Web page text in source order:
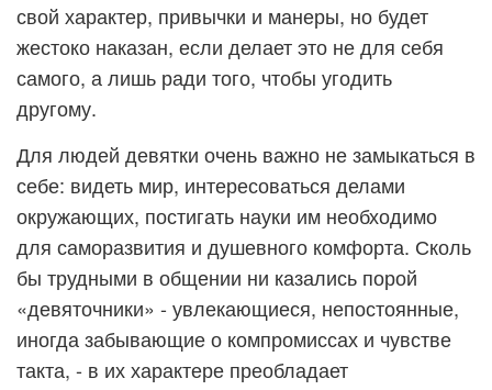
свой характер, привычки и манеры, но будет
жестоко наказан, если делает это не для себя
самого, а лишь ради того, чтобы угодить
другому.
Для людей девятки очень важно не замыкаться в
себе: видеть мир, интересоваться делами
окружающих, постигать науки им необходимо
для саморазвития и душевного комфорта. Сколь
бы трудными в общении ни казались порой
«девяточники» - увлекающиеся, непостоянные,
иногда забывающие о компромиссах и чувстве
такта, - в их характере преобладает